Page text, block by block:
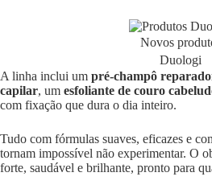
Novos
Duologi
A linha inclui um pré-champô
capilar, um esfoliante de couro
com fixação que dura o dia inteiro.
Tudo com fórmulas suaves, eficazes e
tornam impossível não experimentar. O
forte, saudável e brilhante, pronto para